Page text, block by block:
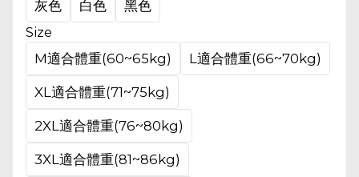
灰色
白色
黑色
Size
M適合體重(60~65kg)
L適合體重(66~70kg)
XL適合體重(71~75kg)
2XL適合體重(76~80kg)
3XL適合體重(81~86kg)